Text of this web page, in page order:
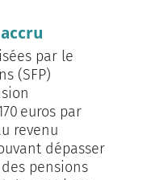
par le
(SFP)
euros par
revenu
dépasser
pensions